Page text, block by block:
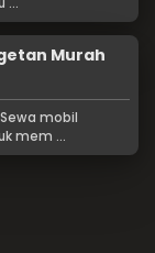
Murah
mobil
mem ...